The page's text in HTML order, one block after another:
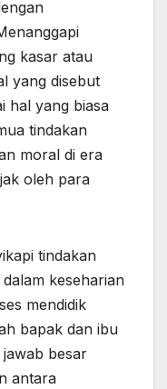
kasar atau
yang disebut
hal yang biasa
tindakan
moral di era
oleh para
tindakan
keseharian
mendidik
bapak dan ibu
besar
antara